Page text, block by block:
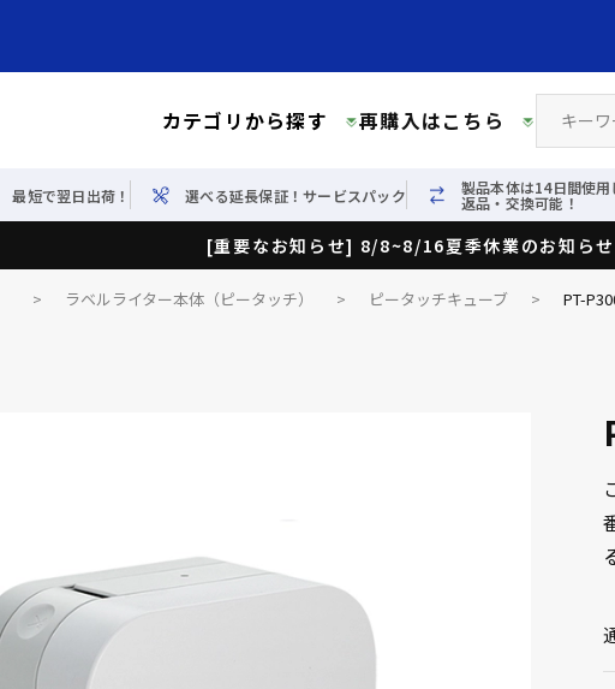
カテゴリから探す 再購入はこちら
最短で翌日出荷！ 選べる延長保証！サービスパック 製品本体は14日間使用
返品・交換可能！
[重要なお知らせ] 8/8~8/16夏季休業のお知らせ
> ラベルライター本体（ピータッチ） > ピータッチキューブ > PT-